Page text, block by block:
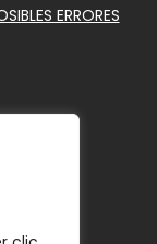
ERRORES